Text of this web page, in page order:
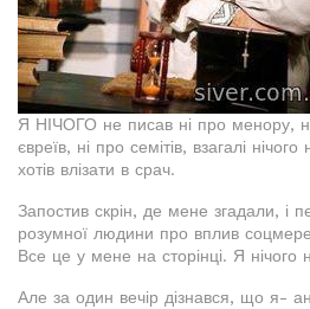
Я НІЧОГО не писав ні про менору,
євреїв, ні про семітів, взагалі
хотів влізати в срач.
Запостив скрін, де мене згадали, і
розумної людини про вплив
Все це у мене на сторінці. Я нічого
Але за один вечір дізнався, що я-